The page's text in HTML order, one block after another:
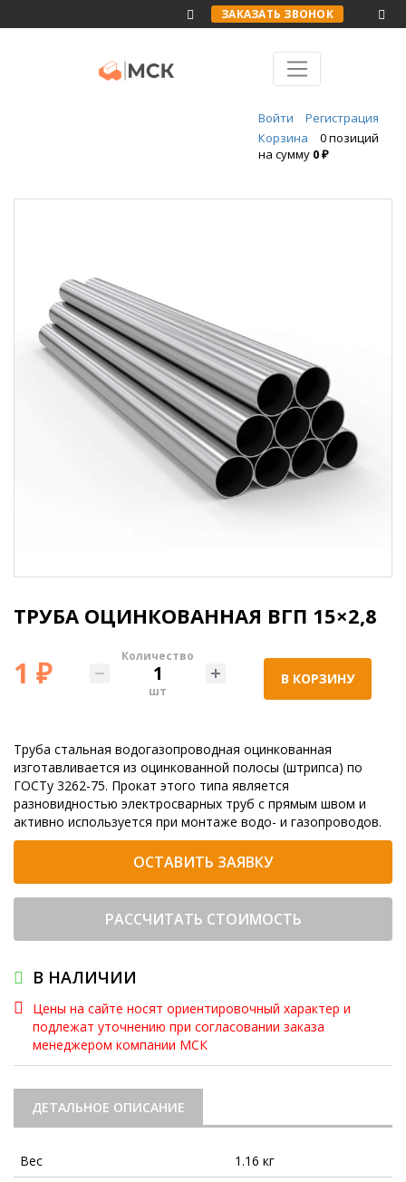
ЗАКАЗАТЬ ЗВОНОК
Войти
Регистрация
Корзина
0 позиций
на сумму 0 ₽
ТРУБА ОЦИНКОВАННАЯ ВГП 15×2,8
1 ₽ Количество
шт
В КОРЗИНУ
Труба стальная водогазопроводная оцинкованная
изготавливается из оцинкованной полосы (штрипса) по
ГОСТу 3262-75. Прокат этого типа является
разновидностью электросварных труб с прямым швом и
активно используется при монтаже водо- и газопроводов.
ОСТАВИТЬ ЗАЯВКУ
РАССЧИТАТЬ СТОИМОСТЬ
В НАЛИЧИИ
Цены на сайте носят ориентировочный характер и
подлежат уточнению при согласовании заказа
менеджером компании МСК
ДЕТАЛЬНОЕ ОПИСАНИЕ
Вес
1.16 кг